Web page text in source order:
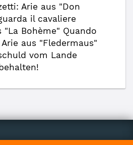
Arie aus "Don
il cavaliere
"La Bohème" Quando
aus "Fledermaus"
vom Lande